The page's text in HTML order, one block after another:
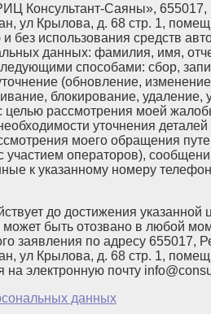
Консультант-Саяны», 655017,
ул Крылова, д. 68 стр. 1,
без использования средств
данных: фамилия, имя,
способами: сбор,
(обновление,
блокирование, удаление,
целью рассмотрения моей
уточнения
моего обращения
участием операторов),
к указанному номеру
до достижения указанной
быть отозвано в любой
заявления по адресу 655017,
ул Крылова, д. 68 стр. 1,
электронную почту
данных